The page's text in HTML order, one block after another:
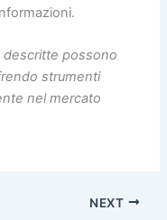
descritte possono
strumenti
nel mercato
NEXT